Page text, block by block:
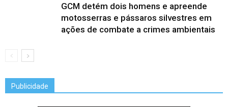
GCM detém dois homens e apreende
motosserras e pássaros silvestres em
ações de combate a crimes ambientais
Publicidade